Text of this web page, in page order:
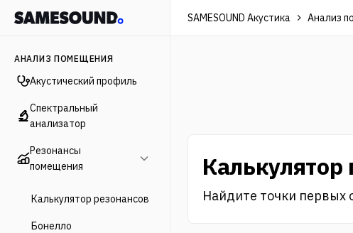
АНАЛИЗ ПОМЕЩЕНИЯ
Акустический профиль
Спектральный
анализатор
Резонансы
помещения
Калькулятор резонансов
Бонелло
SAMESOUND Акустика Анализ
Найдите точки первых